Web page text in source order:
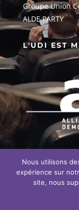
Groupe Union
ALDE PARTY
L'UDI EST
EN
Nous utilisons
expérience sur
site, nous